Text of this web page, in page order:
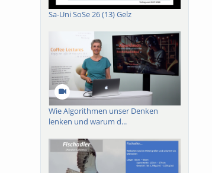
Sa-Uni SoSe 26 (13) Gelz
Wie Algorithmen unser Denken
lenken und warum d...